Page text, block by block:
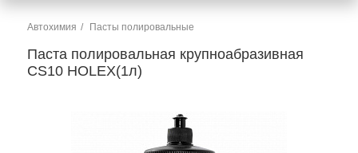
Автохимия Пасты полировальные
Паста полировальная крупноабразивная
СS10 HOLEX(1л)